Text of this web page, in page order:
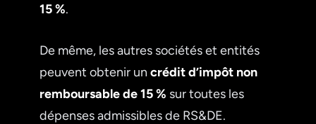
15 %.
De même, les autres sociétés et entités
peuvent obtenir un crédit d’impôt non
remboursable de 15 % sur toutes les
dépenses admissibles de RS&DE.